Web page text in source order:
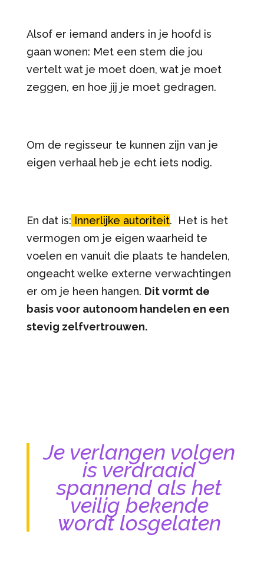
Alsof er iemand anders in je hoofd is
gaan wonen: Met een stem die jou
vertelt wat je moet doen, wat je moet
zeggen, en hoe jij je moet gedragen.
Om de regisseur te kunnen zijn van je
eigen verhaal heb je echt iets nodig.
En dat is: Innerlijke autoriteit. Het is het
vermogen om je eigen waarheid te
voelen en vanuit die plaats te handelen,
ongeacht welke externe verwachtingen
er om je heen hangen. Dit vormt de
basis voor autonoom handelen en een
stevig zelfvertrouwen.
Je verlangen volgen
is verdraaid
spannend als het
veilig bekende
wordt losgelaten